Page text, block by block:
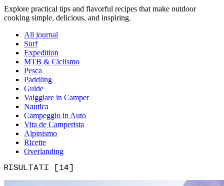
Explore practical tips and flavorful recipes that make outdoor
cooking simple, delicious, and inspiring.
All journal
Surf
Expedition
MTB & Ciclismo
Pesca
Paddling
Guide
Vaiggiare in Camper
Nautica
Campeggio in Auto
Vita de Camperista
Alpinismo
Ricette
Overlanding
RISULTATI [14]